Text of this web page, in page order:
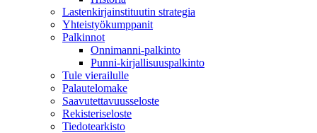
Lastenkirjainstituutin strategia
Yhteistyökumppanit
Palkinnot
Onnimanni-palkinto
Punni-kirjallisuuspalkinto
Tule vierailulle
Palautelomake
Saavutettavuusseloste
Rekisteriseloste
Tiedotearkisto